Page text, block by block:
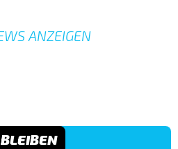
ANZEIGEN